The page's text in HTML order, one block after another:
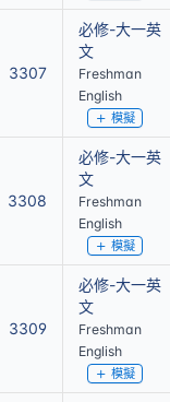
3307
必修-大一英
文
Freshman
English
模擬
3308
必修-大一英
文
Freshman
English
模擬
3309
必修-大一英
文
Freshman
English
模擬